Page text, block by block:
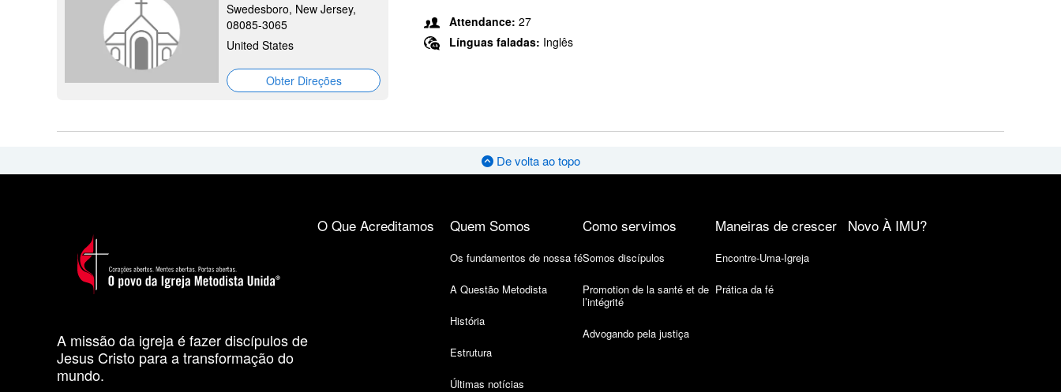
Swedesboro, New Jersey,
08085-3065
United States
Obter Direções
Attendance: 27
Línguas faladas: Inglês
De volta ao topo
A missão da igreja é fazer discípulos de
Jesus Cristo para a transformação do
mundo.
O Que Acreditamos Quem Somos
Os fundamentos de nossa fé
A Questão Metodista
História
Estrutura
Últimas notícias
Como servimos
Somos discípulos
Promotion de la santé et de
l’intégrité
Advogando pela justiça
Maneiras de crescer
Encontre-Uma-Igreja
Prática da fé
Novo À IMU?